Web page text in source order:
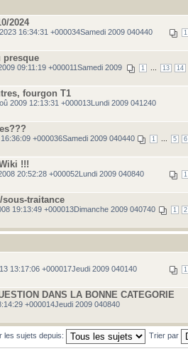
2024
1
16:34:31 +000034Samedi 2009 040440
presque
1 13 14
09:11:19 +000011Samedi 2009
fourgon T1
2009 12:13:31 +000013Lundi 2009 041240
1 5 6
+000036Samedi 2009 040440
!!!
1
20:52:28 +000052Lundi 2009 040840
sous-traitance
1 2
19:13:49 +000013Dimanche 2009 040740
1
13:17:06 +000017Jeudi 2009 040140
DANS LA BONNE CATEGORIE
+000014Jeudi 2009 040840
les sujets depuis: Trier par